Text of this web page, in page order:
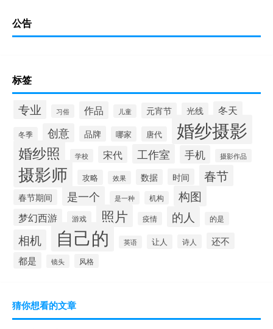
公告
标签
专业 习俗 作品 儿童 元宵节 光线 冬天
冬季 创意 品牌 哪家 唐代 婚纱摄影
婚纱照 学校 宋代 工作室 手机 摄影作品
摄影师 攻略 效果 数据 时间 春节
春节期间 是一个 是一种 机构 构图
梦幻西游 游戏 照片 疫情 的人 的是
相机 自己的 英语 让人 诗人
还不
都是
镜头 风格
猜你想看的文章